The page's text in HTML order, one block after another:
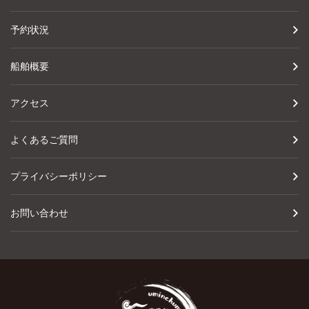
予約状況
船舶概要
アクセス
よくあるご質問
プライバシーポリシー
お問い合わせ